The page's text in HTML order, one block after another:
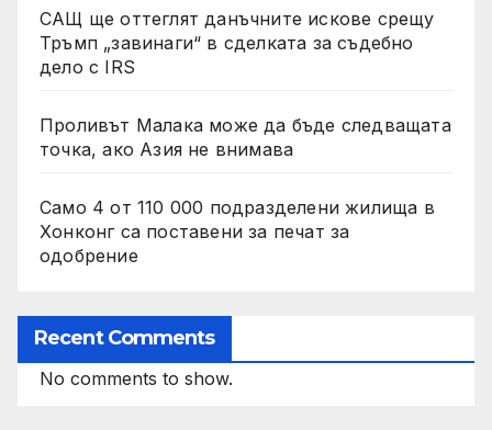
САЩ ще оттеглят данъчните искове срещу
Тръмп „завинаги“ в сделката за съдебно
дело с IRS
Проливът Малака може да бъде следващата
точка, ако Азия не внимава
Само 4 от 110 000 подразделени жилища в
Хонконг са поставени за печат за
одобрение
Recent Comments
No comments to show.